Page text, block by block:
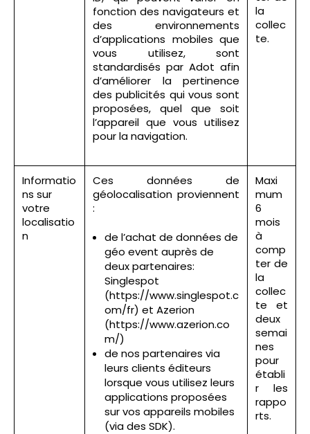
fonction des navigateurs et
des environnements
d’applications mobiles que
vous utilisez, sont
standardisés par Adot afin
d’améliorer la pertinence
des publicités qui vous sont
proposées, quel que soit
l’appareil que vous utilisez
pour la navigation.
la
collec
te.
Informatio
ns sur
votre
localisatio
n
Ces données de
géolocalisation proviennent
:
de l’achat de données de
géo event auprès de
deux partenaires:
Singlespot
(https://www.singlespot.c
om/fr) et Azerion
(https://www.azerion.co
m/)
de nos partenaires via
leurs clients éditeurs
lorsque vous utilisez leurs
applications proposées
sur vos appareils mobiles
(via des SDK).
Maxi
mum
6
mois
à
comp
ter de
la
collec
te et
deux
semai
nes
pour
établi
r les
rappo
rts.